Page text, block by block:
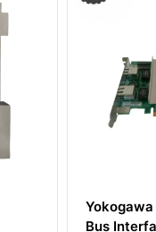
Control